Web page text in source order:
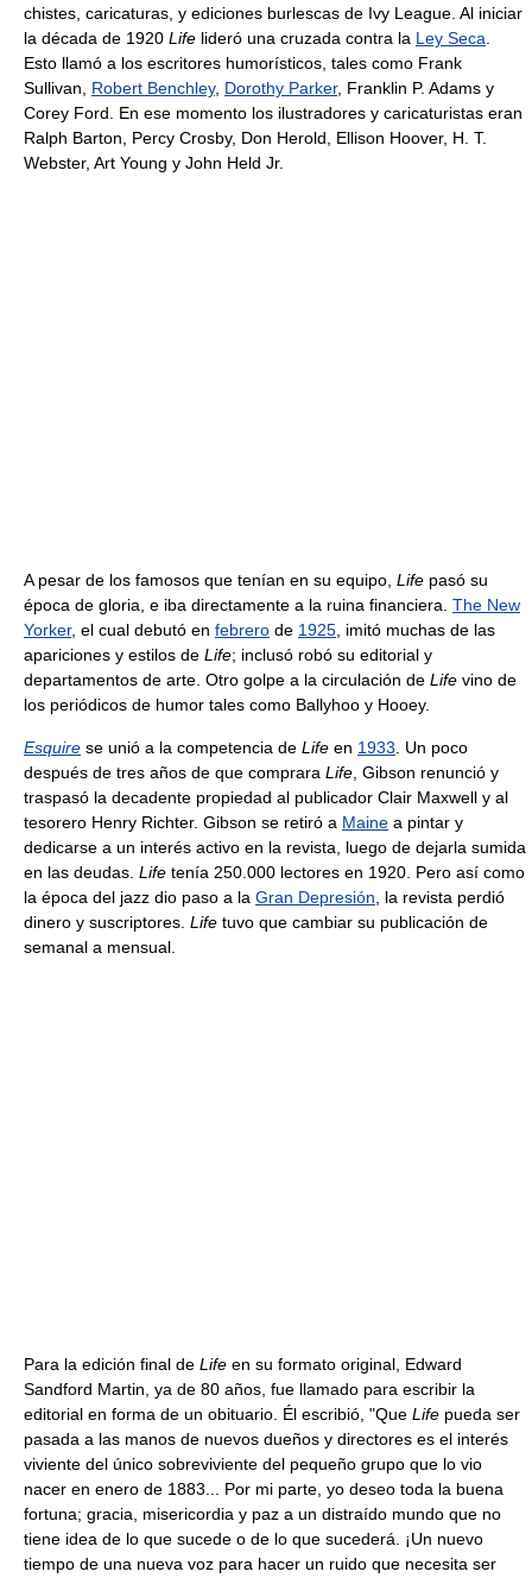
chistes, caricaturas, y ediciones burlescas de Ivy League. Al iniciar
la década de 1920 Life lideró una cruzada contra la Ley Seca
Esto llamó a los escritores humorísticos, tales como Frank
Sullivan, Robert Benchley, Dorothy Parker, Franklin P. Adams y
Corey Ford. En ese momento los ilustradores y caricaturistas eran
Ralph Barton, Percy Crosby, Don Herold, Ellison Hoover, H. T.
Webster, Art Young y John Held Jr.
A pesar de los famosos que tenían en su equipo, Life pasó su
época de gloria, e iba directamente a la ruina financiera. The New
Yorker, el cual debutó en febrero de 1925 , imitó muchas de las
apariciones y estilos de Life; inclusó robó su editorial y
departamentos de arte. Otro golpe a la circulación de Life vino de
los periódicos de humor tales como Ballyhoo y Hooey.
Esquire se unió a la competencia de Life en 1933 . Un poco
después de tres años de que comprara Life , Gibson renunció y
traspasó la decadente propiedad al publicador Clair Maxwell y al
tesorero Henry Richter. Gibson se retiró a Maine a pintar y
dedicarse a un interés activo en la revista, luego de dejarla sumida
en las deudas. Life tenía 250.000 lectores en 1920. Pero así como
la época del jazz dio paso a la Gran Depresión , la revista perdió
dinero y suscriptores. Life tuvo que cambiar su publicación de
semanal a mensual.
Para la edición final de Life en su formato original, Edward
Sandford Martin, ya de 80 años, fue llamado para escribir la
editorial en forma de un obituario. Él escribió, "Que Life pueda ser
pasada a las manos de nuevos dueños y directores es el interés
viviente del único sobreviviente del pequeño grupo que lo vio
nacer en enero de 1883... Por mi parte, yo deseo toda la buena
fortuna; gracia, misericordia y paz a un distraído mundo que no
tiene idea de lo que sucede o de lo que sucederá. ¡Un nuevo
tiempo de una nueva voz para hacer un ruido que necesita ser